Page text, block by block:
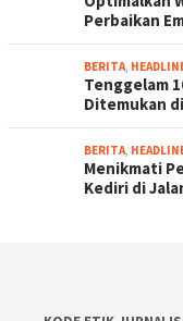
Perbaikan
BERITA
Tenggelam
Ditemukan
BERITA
Menikmati
Kediri di